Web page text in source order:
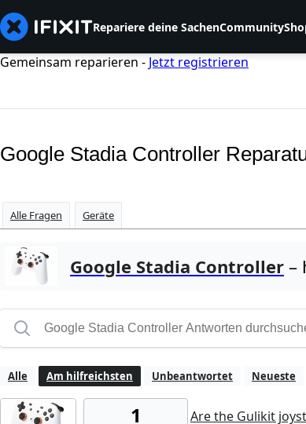
Repariere deine SachenCommunity
Gemeinsam reparieren - Jetzt registrieren
Google Stadia Controller
Alle Fragen Geräte
Google Stadia Controller –
Alle Am hilfreichsten Unbeantwortet Neueste
1 Are the Gulikit